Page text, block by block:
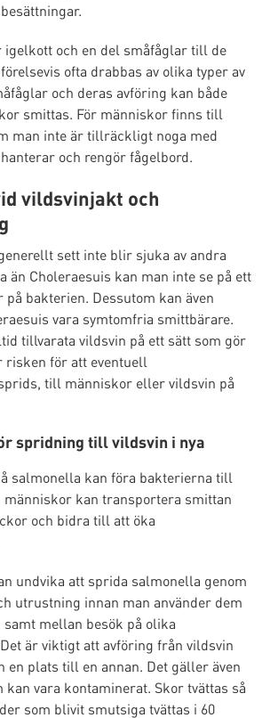
igelkott och en del småfåglar till de
ofta drabbas av olika typer av
och deras avföring kan både
smittas. För människor finns till
man inte är tillräckligt noga med
och rengör fågelbord.
vildsvinjakt och
sett inte blir sjuka av andra
än Choleraesuis kan man inte se på ett
bakterien. Dessutom kan även
vara symtomfria smittbärare.
tillvarata vildsvin på ett sätt som gör
för att eventuell
till människor eller vildsvin på
spridning till vildsvin i nya
salmonella kan föra bakterierna till
människor kan transportera smittan
och bidra till att öka
undvika att sprida salmonella genom
utrustning innan man använder dem
mellan besök på olika
är viktigt att avföring från vildsvin
en plats till en annan. Det gäller även
kan vara kontaminerat. Skor tvättas så
som blivit smutsiga tvättas i 60